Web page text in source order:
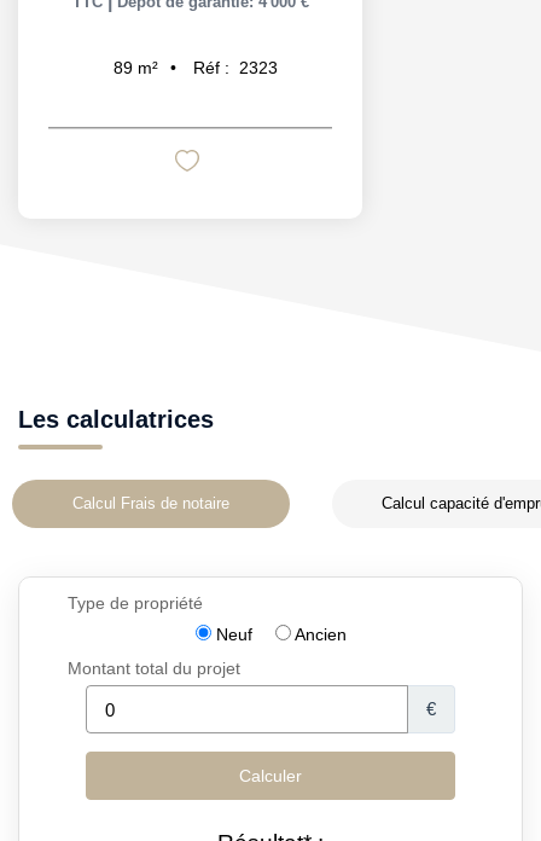
89 m² Réf : 2323
Les calculatrices
Calcul Frais de notaire Calcul capacité